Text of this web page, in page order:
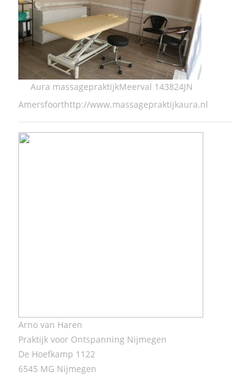
Aura massagepraktijkMeerval 143824JN
Amersfoorthttp://www.massagepraktijkaura.nl
Arno van Haren
Praktijk voor Ontspanning Nijmegen
De Hoefkamp 1122
6545 MG Nijmegen